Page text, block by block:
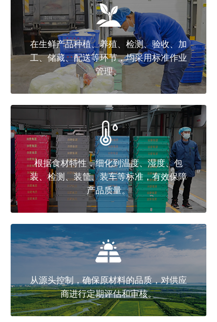
加
作业
包
保障
配送路线100多条
冷链车辆120多辆
配送范围上海16个区
智能分拣